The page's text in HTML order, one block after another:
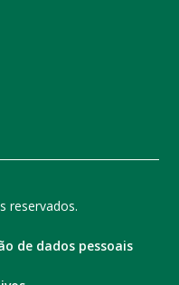
reservados.
de dados pessoais